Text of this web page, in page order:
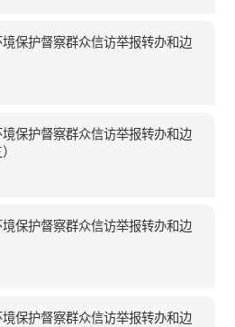
保护督察群众信访举报转办和边
保护督察群众信访举报转办和边
保护督察群众信访举报转办和边
保护督察群众信访举报转办和边